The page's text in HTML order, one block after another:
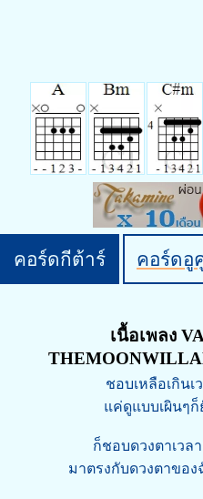
คอร์ดกีต้าร์ คอร์ดอู
เนื้อเพลง
ชอบเหลือเกินเ
แค่ดูแบบเผินๆก็
ก็ชอบดวงตาเวล
มาตรงกับดวงตาขอ